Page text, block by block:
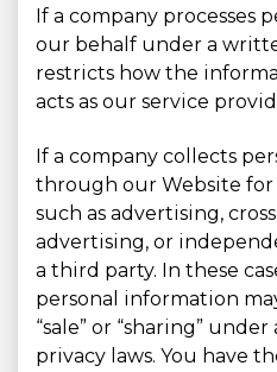
If a company processes
our behalf under a
restricts how the
acts as our service
If a company collects
through our Website for
such as advertising,
advertising, or
a third party. In these
personal information
“sale” or “sharing”
privacy laws. You have